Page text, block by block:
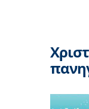
Επικοινωνία
Εισφορές